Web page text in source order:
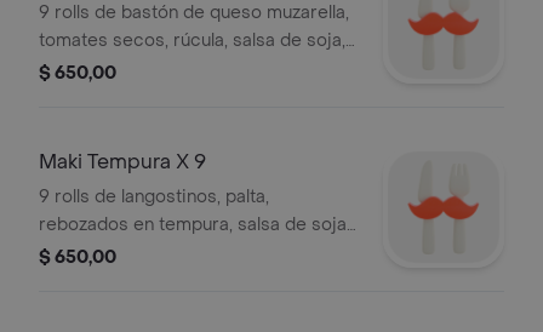
9 rolls de bastón de queso muzarella,
tomates secos, rúcula, salsa de soja,
wasabi, jengibre, palitos.
$ 650,00
Maki Tempura X 9
9 rolls de langostinos, palta,
rebozados en tempura, salsa de soja,
wasabi, jengibre, palitos.
$ 650,00